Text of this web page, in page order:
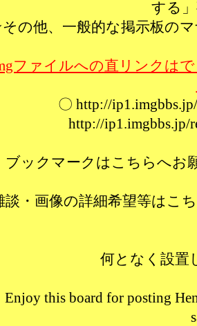
する
の他、一般的な掲示板の
ファイルへの直リンクは
〇 http://
http://
ブックマークはこちらへ
談・画像の詳細希望等は
何となく設
Enjoy this board for posting